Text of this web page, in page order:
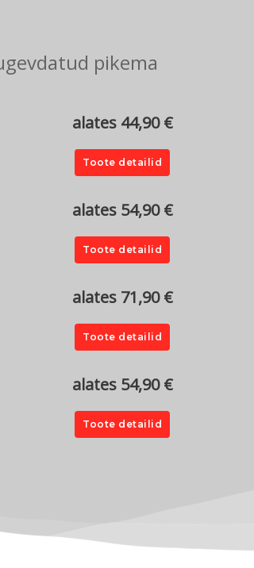
pikema
alates 44,90 €
Toote detailid
alates 54,90 €
Toote detailid
alates 71,90 €
Toote detailid
alates 54,90 €
Toote detailid